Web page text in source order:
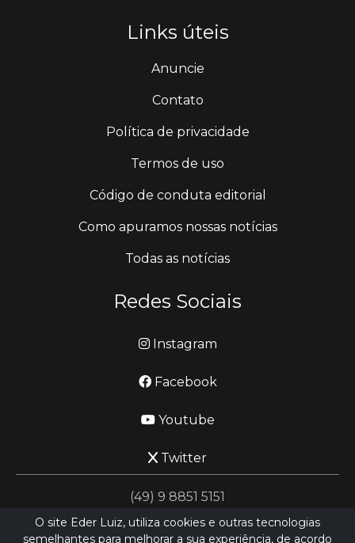
Links úteis
Anuncie
Contato
Política de privacidade
Termos de uso
Código de conduta editorial
Como apuramos nossas notícias
Todas as notícias
Redes Sociais
Instagram
Facebook
Youtube
Twitter
(49) 9 8851 5151
O site Eder Luiz, utiliza cookies e outras tecnologias
semelhantes para melhorar a sua experiência, de acordo